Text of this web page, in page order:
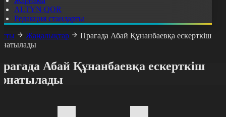
ALTYN QOR
Редакция стандарты
Жаңалықтар
Прагада Абай Құнанбаевқа ескерткіш
Абай Құнанбаевқа ескерткіш